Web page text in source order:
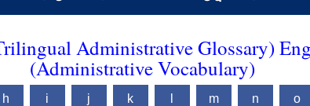
Administrative Glossary)
(Administrative Vocabulary)
h i j k m n o